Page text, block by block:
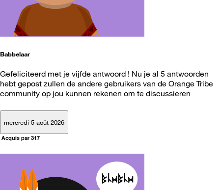
Babbelaar
Gefeliciteerd met je vijfde antwoord ! Nu je al 5 antwoorden
hebt gepost zullen de andere gebruikers van de Orange Tribe
community op jou kunnen rekenen om te discussieren
mercredi 5 août 2026
Acquis par 317